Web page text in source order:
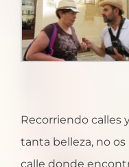
Recorriendo calles
tanta belleza, no
calle donde